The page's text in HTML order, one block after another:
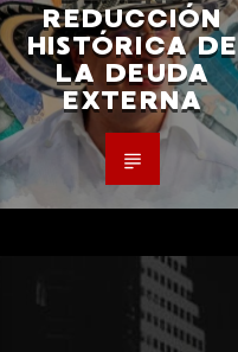
REDUCCIÓN
HISTÓRICA DE
LA DEUDA
EXTERNA